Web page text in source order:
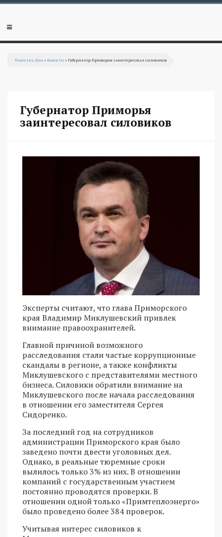
Перейти к основному содержанию
Мобильное
Повестка Дня »Новости » Губернатор Приморья заинтересовал силовиков
Губернатор Приморья
заинтересовал силовиков
Эксперты считают, что глава Приморского
края Владимир Миклушевский привлек
внимание правоохранителей.
Главной причиной возможного
расследования стали частые коррупционные
скандалы в регионе, а также конфликты
Миклушевского с представителями местного
бизнеса. Силовики обратили внимание на
Миклушевского после начала расследования
в отношении его заместителя Сергея
Сидоренко.
За последний год на сотрудников
администрации Приморского края было
заведено почти двести уголовных дел.
Однако, в реальные тюремные сроки
вылилось только 3% из них. В отношении
компаний с государственным участием
постоянно проводятся проверки. В
отношении одной только «Примтеплоэнерго»
было проведено более 384 проверок.
Учитывая интерес силовиков к